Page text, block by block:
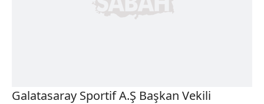
Galatasaray Sportif A.Ş Başkan Vekili